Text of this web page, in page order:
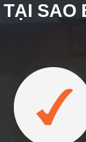
TẠI SAO